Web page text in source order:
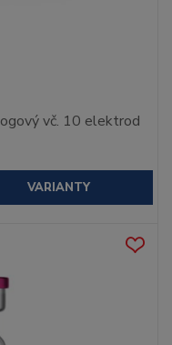
vč. 10 elektrod
VARIANTY